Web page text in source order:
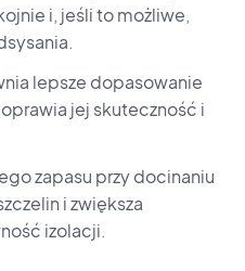
i, jeśli to możliwe,
lepsze dopasowanie
jej skuteczność i
zapasu przy docinaniu
i zwiększa
izolacji.